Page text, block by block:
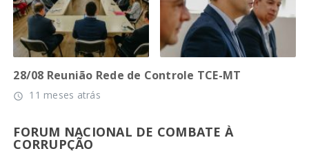
28/08 Reunião Rede de Controle TCE-MT
access_time 11 meses atrás
FORUM NACIONAL DE COMBATE À
CORRUPÇÃO